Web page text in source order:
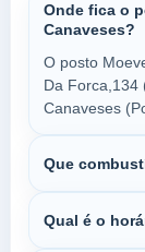
Onde fica o
Canaveses?
O posto
Da Forca,134
Canaveses
Que
Qual é o